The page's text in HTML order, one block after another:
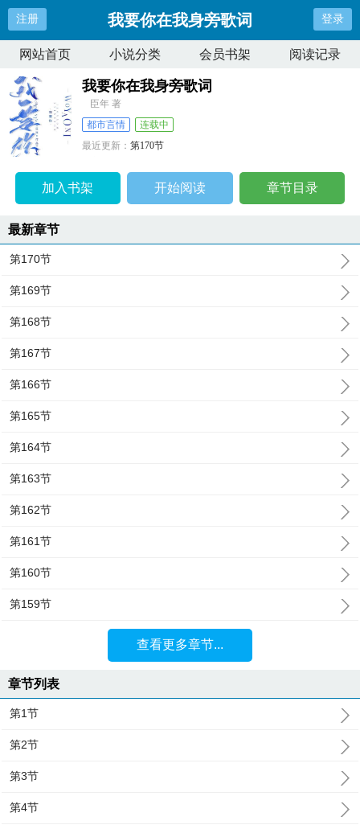
注册 我要你在我身旁歌词 登录
网站首页 小说分类 会员书架 阅读记录
我要你在我身旁歌词
臣年 著
都市言情
连载中
最近更新：第170节
加入书架 开始阅读 章节目录
最新章节
第170节
第169节
第168节
第167节
第166节
第165节
第164节
第163节
第162节
第161节
第160节
第159节
查看更多章节...
章节列表
第1节
第2节
第3节
第4节